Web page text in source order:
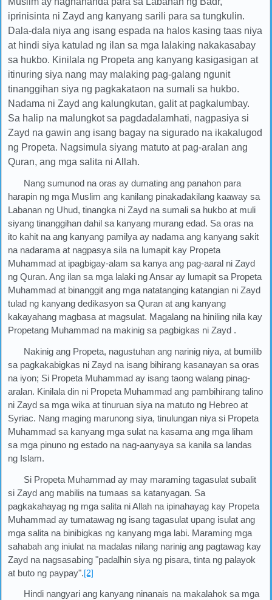
iprinisinta ni Zayd ang kanyang sarili para sa tungkulin.
Dala-dala niya ang isang espada na halos kasing taas niya
at hindi siya katulad ng ilan sa mga lalaking nakakasabay
sa hukbo. Kinilala ng Propeta ang kanyang kasigasigan at
itinuring siya nang may malaking pag-galang ngunit
tinanggihan siya ng pagkakataon na sumali sa hukbo.
Nadama ni Zayd ang kalungkutan, galit at pagkalumbay.
Sa halip na malungkot sa pagdadalamhati, nagpasiya si
Zayd na gawin ang isang bagay na sigurado na ikakalugod
ng Propeta. Nagsimula siyang matuto at pag-aralan ang
Quran, ang mga salita ni Allah.
Nang sumunod na oras ay dumating ang panahon para
harapin ng mga Muslim ang kanilang pinakadakilang kaaway sa
Labanan ng Uhud, tinangka ni Zayd na sumali sa hukbo at muli
siyang tinanggihan dahil sa kanyang murang edad. Sa oras na
ito kahit na ang kanyang pamilya ay nadama ang kanyang sakit
na nadarama at nagpasya sila na lumapit kay Propeta
Muhammad at ipagbigay-alam sa kanya ang pag-aaral ni Zayd
ng Quran. Ang ilan sa mga lalaki ng Ansar ay lumapit sa Propeta
Muhammad at binanggit ang mga natatanging katangian ni Zayd
tulad ng kanyang dedikasyon sa Quran at ang kanyang
kakayahang magbasa at magsulat. Magalang na hiniling nila kay
Propetang Muhammad na makinig sa pagbigkas ni Zayd .
Nakinig ang Propeta, nagustuhan ang narinig niya, at bumilib
sa pagkakabigkas ni Zayd na isang bihirang kasanayan sa oras
na iyon; Si Propeta Muhammad ay isang taong walang pinag-
aralan. Kinilala din ni Propeta Muhammad ang pambihirang talino
ni Zayd sa mga wika at tinuruan siya na matuto ng Hebreo at
Syriac. Nang maging marunong siya, tinulungan niya si Propeta
Muhammad sa kanyang mga sulat na kasama ang mga liham
sa mga pinuno ng estado na nag-aanyaya sa kanila sa landas
ng Islam.
Si Propeta Muhammad ay may maraming tagasulat subalit
si Zayd ang mabilis na tumaas sa katanyagan. Sa
pagkakahayag ng mga salita ni Allah na ipinahayag kay Propeta
Muhammad ay tumatawag ng isang tagasulat upang isulat ang
mga salita na binibigkas ng kanyang mga labi. Maraming mga
sahabah ang iniulat na madalas nilang narinig ang pagtawag kay
Zayd na nagsasabing "padalhin siya ng pisara, tinta ng palayok
at buto ng paypay".[2]
Hindi nangyari ang kanyang ninanais na makalahok sa mga